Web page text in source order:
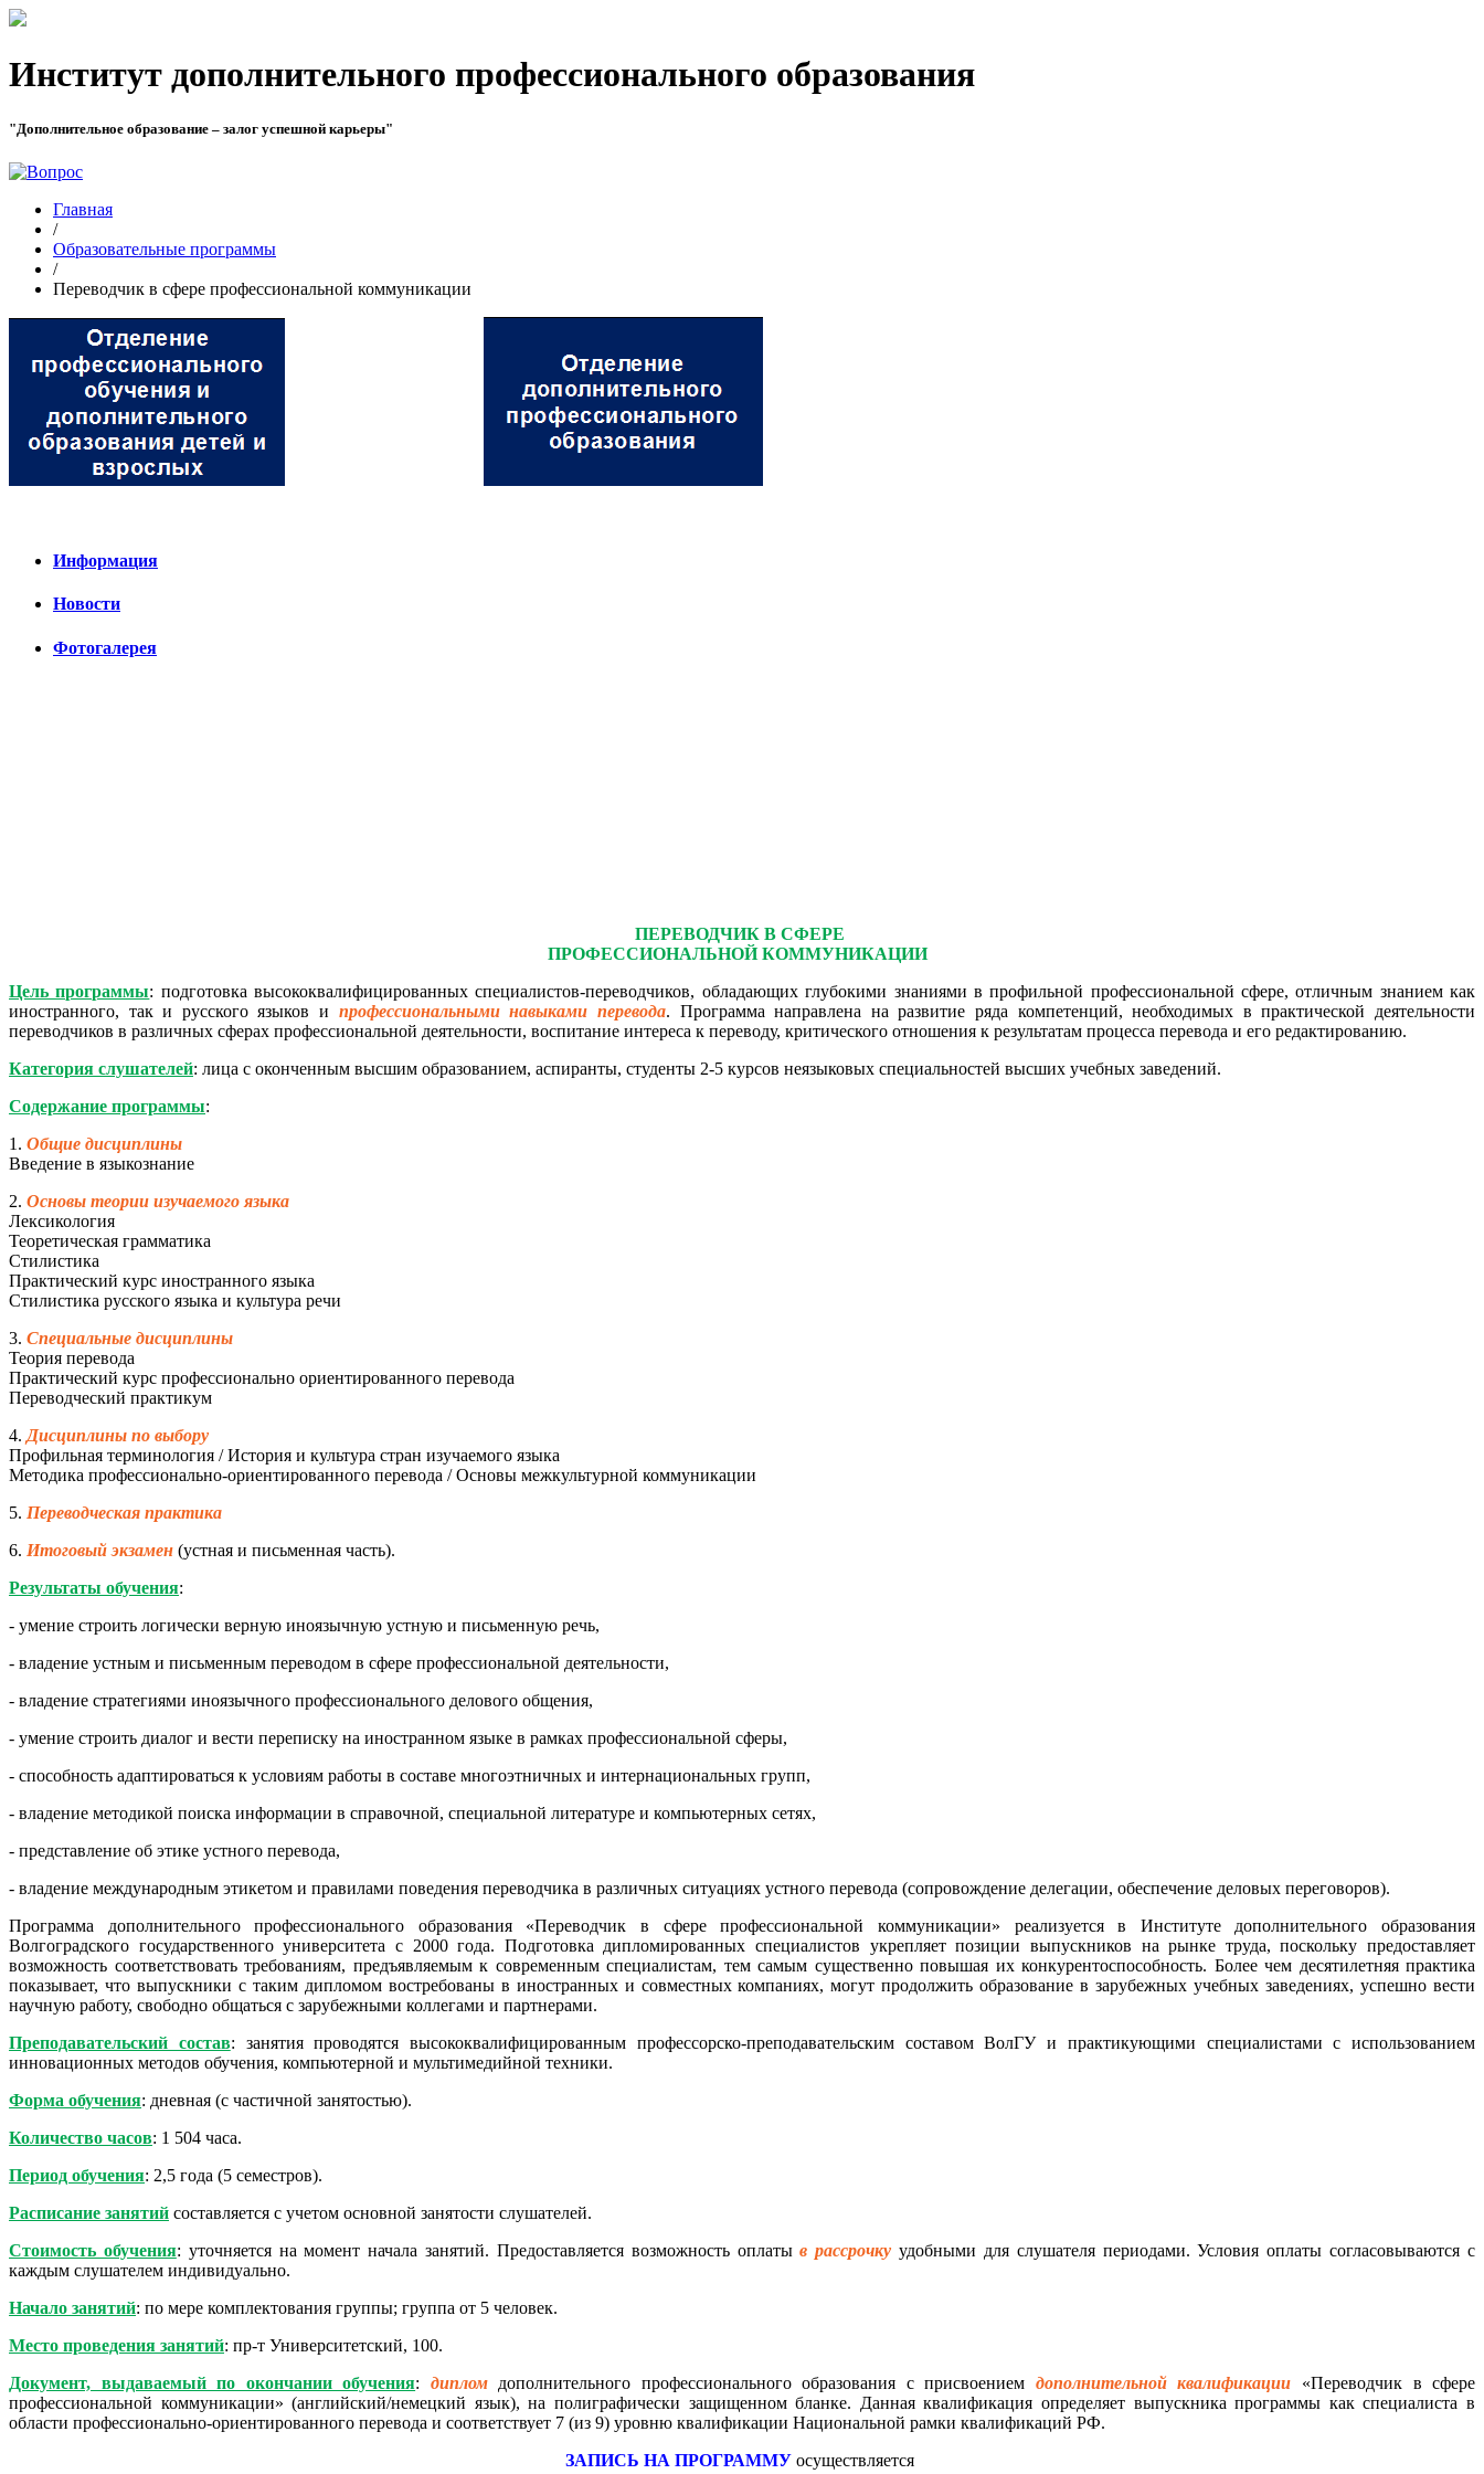
Институт дополнительного профессионального образования
"Дополнительное образование – залог успешной карьеры"
Главная
/
Образовательные программы
/
Переводчик в сфере профессиональной коммуникации
Информация
Новости
Фотогалерея
ПЕРЕВОДЧИК В СФЕРЕ
ПРОФЕССИОНАЛЬНОЙ КОММУНИКАЦИИ
Цель программы: подготовка высококвалифицированных специалистов-переводчиков, обладающих глубокими знаниями в профильной профессиональной сфере, отличным знанием как
иностранного, так и русского языков и профессиональными навыками перевода. Программа направлена на развитие ряда компетенций, необходимых в практической деятельности
переводчиков в различных сферах профессиональной деятельности, воспитание интереса к переводу, критического отношения к результатам процесса перевода и его редактированию.
Категория слушателей: лица с оконченным высшим образованием, аспиранты, студенты 2-5 курсов неязыковых специальностей высших учебных заведений.
Содержание программы:
1. Общие дисциплины
Введение в языкознание
2. Основы теории изучаемого языка
Лексикология
Теоретическая грамматика
Стилистика
Практический курс иностранного языка
Стилистика русского языка и культура речи
3. Специальные дисциплины
Теория перевода
Практический курс профессионально ориентированного перевода
Переводческий практикум
4. Дисциплины по выбору
Профильная терминология / История и культура стран изучаемого языка
Методика профессионально-ориентированного перевода / Основы межкультурной коммуникации
5. Переводческая практика
6. Итоговый экзамен (устная и письменная часть).
Результаты обучения:
- умение строить логически верную иноязычную устную и письменную речь,
- владение устным и письменным переводом в сфере профессиональной деятельности,
- владение стратегиями иноязычного профессионального делового общения,
- умение строить диалог и вести переписку на иностранном языке в рамках профессиональной сферы,
- способность адаптироваться к условиям работы в составе многоэтничных и интернациональных групп,
- владение методикой поиска информации в справочной, специальной литературе и компьютерных сетях,
- представление об этике устного перевода,
- владение международным этикетом и правилами поведения переводчика в различных ситуациях устного перевода (сопровождение делегации, обеспечение деловых переговоров).
Программа дополнительного профессионального образования «Переводчик в сфере профессиональной коммуникации» реализуется в Институте дополнительного образования
Волгоградского государственного университета с 2000 года. Подготовка дипломированных специалистов укрепляет позиции выпускников на рынке труда, поскольку предоставляет
возможность соответствовать требованиям, предъявляемым к современным специалистам, тем самым существенно повышая их конкурентоспособность. Более чем десятилетняя практика
показывает, что выпускники с таким дипломом востребованы в иностранных и совместных компаниях, могут продолжить образование в зарубежных учебных заведениях, успешно вести
научную работу, свободно общаться с зарубежными коллегами и партнерами.
Преподавательский состав: занятия проводятся высококвалифицированным профессорско-преподавательским составом ВолГУ и практикующими специалистами с использованием
инновационных методов обучения, компьютерной и мультимедийной техники.
Форма обучения: дневная (с частичной занятостью).
Количество часов: 1 504 часа.
Период обучения: 2,5 года (5 семестров).
Расписание занятий составляется с учетом основной занятости слушателей.
Стоимость обучения: уточняется на момент начала занятий. Предоставляется возможность оплатыв рассрочку удобными для слушателя периодами. Условия оплаты согласовываются с
каждым слушателем индивидуально.
Начало занятий: по мере комплектования группы; группа от 5 человек.
Место проведения занятий: пр-т Университетский, 100.
Документ, выдаваемый по окончании обучения: дипломдополнительного профессионального образования с присвоением дополнительной квалификации «Переводчик в сфере
профессиональной коммуникации» (английский/немецкий язык), на полиграфически защищенном бланке. Данная квалификация определяет выпускника программы как специалиста в
области профессионально-ориентированного перевода и соответствует 7 (из 9) уровню квалификации Национальной рамки квалификаций РФ.
ЗАПИСЬ НА ПРОГРАММУ осуществляется